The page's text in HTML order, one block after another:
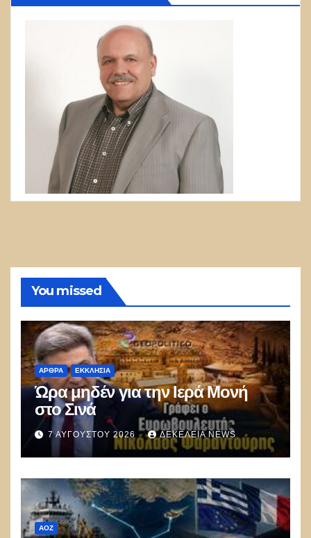
You missed
ΑΡΘΡΑ ΕΚΚΛΗΣΊΑ
Ώρα μηδέν για την Ιερά Μονή
στο Σινά
7 ΑΥΓΟΎΣΤΟΥ 2026 ΔΕΚΈΛΕΙΑ NEWS
ΑΟΖ